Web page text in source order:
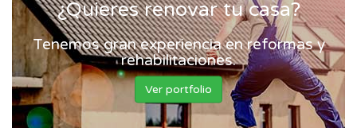
¿Quieres renovar tu casa?
Tenemos gran experiencia en reformas y
rehabilitaciones.
Ver portfolio